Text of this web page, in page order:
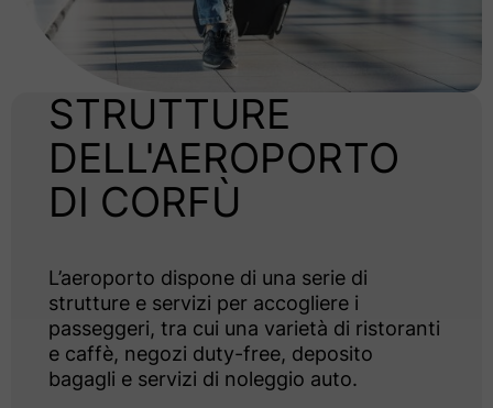
STRUTTURE
DELL'AEROPORTO
DI CORFÙ
L’aeroporto dispone di una serie di
strutture e servizi per accogliere i
passeggeri, tra cui una varietà di ristoranti
e caffè, negozi duty-free, deposito
bagagli e servizi di noleggio auto.